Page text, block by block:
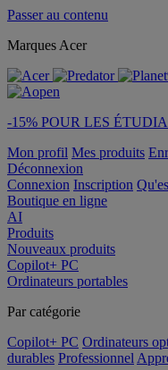
Passer au contenu
Marques Acer
-15% POUR LES
Mon profil Mes produits
Déconnexion
Connexion Inscription
Boutique en ligne
AI
Produits
Nouveaux produits
Copilot+ PC
Ordinateurs portables
Par catégorie
Copilot+ PC Ordinateurs
durables Professionnel